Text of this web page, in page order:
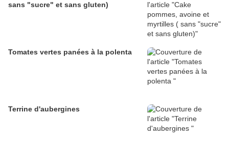
sans "sucre" et sans gluten)
Tomates vertes panées à la polenta
Terrine d'aubergines